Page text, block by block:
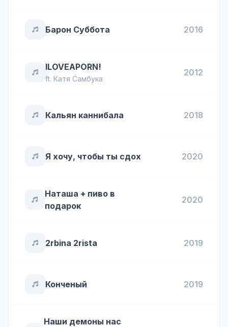
Барон Суббота 2016
ILOVEAPORN!
ft. Катя Самбука
2012
Кальян каннибала 2018
Я хочу, чтобы ты сдох 2020
Наташа + пиво в
подарок
2020
2rbina 2rista 2019
Конченый 2019
Наши демоны нас